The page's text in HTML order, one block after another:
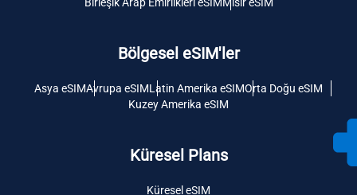
Birleşik Arap Emirlikleri eSIMMısır eSIM
Bölgesel eSIM'ler
Asya eSIMAvrupa eSIMLatin Amerika eSIMOrta Doğu eSIM
Kuzey Amerika eSIM
Küresel Plans
Küresel eSIM